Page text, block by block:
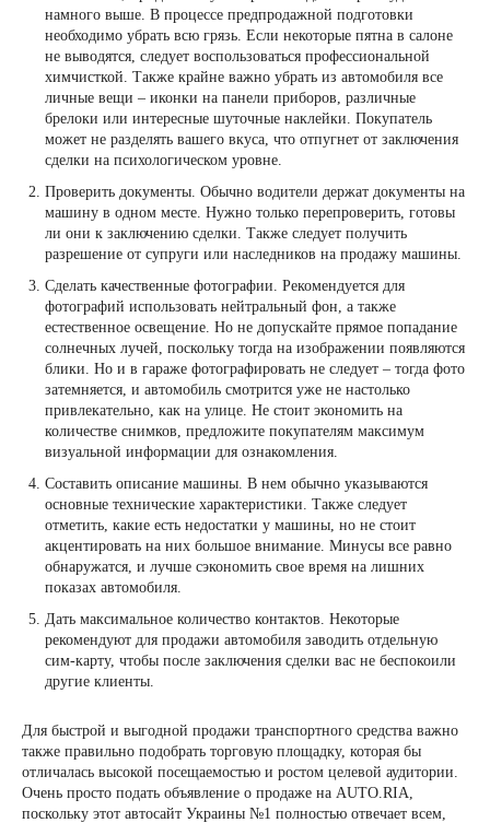
намного выше. В процессе предпродажной подготовки
необходимо убрать всю грязь. Если некоторые пятна в салоне
не выводятся, следует воспользоваться профессиональной
химчисткой. Также крайне важно убрать из автомобиля все
личные вещи – иконки на панели приборов, различные
брелоки или интересные шуточные наклейки. Покупатель
может не разделять вашего вкуса, что отпугнет от заключения
сделки на психологическом уровне.
Проверить документы. Обычно водители держат документы на
машину в одном месте. Нужно только перепроверить, готовы
ли они к заключению сделки. Также следует получить
разрешение от супруги или наследников на продажу машины.
Сделать качественные фотографии. Рекомендуется для
фотографий использовать нейтральный фон, а также
естественное освещение. Но не допускайте прямое попадание
солнечных лучей, поскольку тогда на изображении появляются
блики. Но и в гараже фотографировать не следует – тогда фото
затемняется, и автомобиль смотрится уже не настолько
привлекательно, как на улице. Не стоит экономить на
количестве снимков, предложите покупателям максимум
визуальной информации для ознакомления.
Составить описание машины. В нем обычно указываются
основные технические характеристики. Также следует
отметить, какие есть недостатки у машины, но не стоит
акцентировать на них большое внимание. Минусы все равно
обнаружатся, и лучше сэкономить свое время на лишних
показах автомобиля.
Дать максимальное количество контактов. Некоторые
рекомендуют для продажи автомобиля заводить отдельную
сим-карту, чтобы после заключения сделки вас не беспокоили
другие клиенты.
Для быстрой и выгодной продажи транспортного средства важно
также правильно подобрать торговую площадку, которая бы
отличалась высокой посещаемостью и ростом целевой аудитории.
Очень просто подать объявление о продаже на AUTO.RIA,
поскольку этот автосайт Украины №1 полностью отвечает всем,